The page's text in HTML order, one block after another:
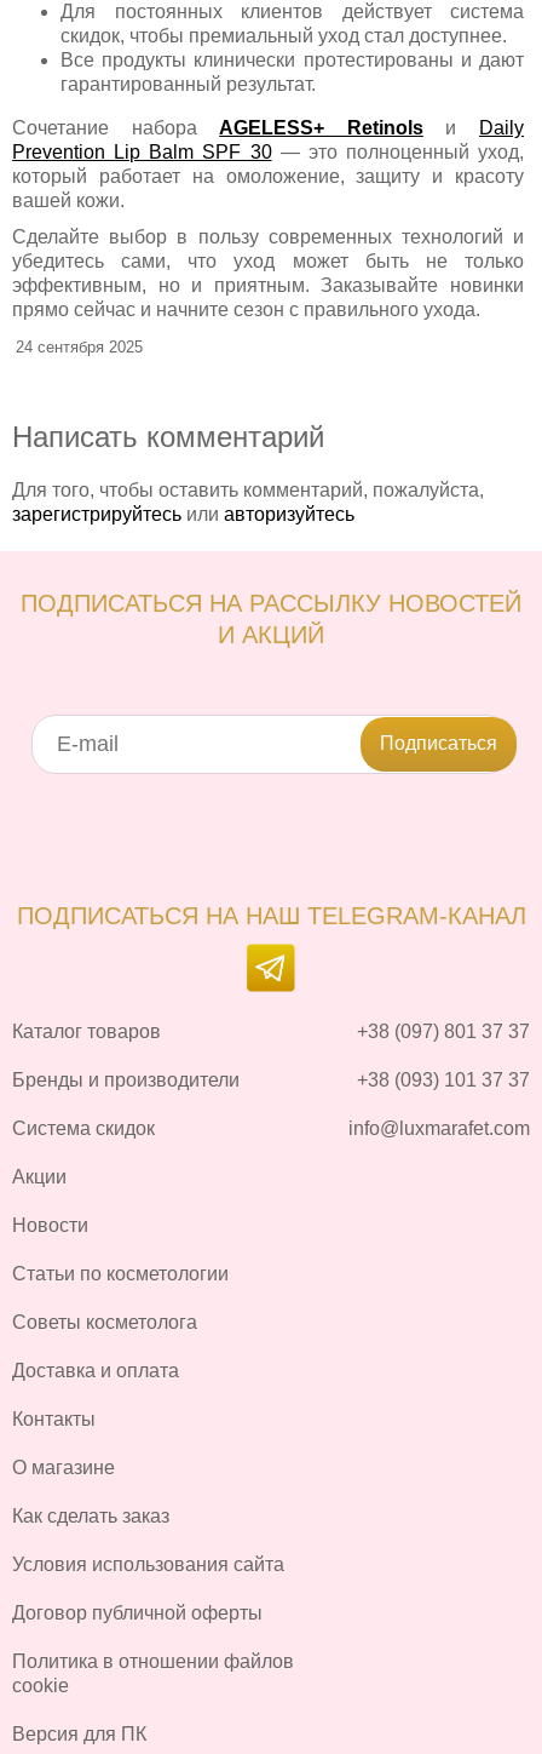
Для постоянных клиентов действует система
скидок, чтобы премиальный уход стал доступнее.
Все продукты клинически протестированы и дают
гарантированный результат.
Сочетание набораAGELESS+ Retinolsи
Daily
Prevention Lip Balm SPF 30— это полноценный уход,
который работает на омоложение, защиту и красоту
вашей кожи.
Сделайте выбор в пользу современных технологий и
убедитесь сами, что уход может быть не только
эффективным, но и приятным. Заказывайте новинки
прямо сейчас и начните сезон с правильного ухода.
24 сентября 2025
Написать комментарий
Для того, чтобы оставить комментарий, пожалуйста,
зарегистрируйтесь или авторизуйтесь
ПОДПИСАТЬСЯ НА РАССЫЛКУ НОВОСТЕЙ
И АКЦИЙ
Подписаться
ПОДПИСАТЬСЯ НА НАШ TELEGRAM-КАНАЛ
Каталог товаров
Бренды и производители
Система скидок
Акции
Новости
Статьи по косметологии
Советы косметолога
Доставка и оплата
Контакты
О магазине
Как сделать заказ
Условия использования сайта
Договор публичной оферты
Политика в отношении файлов
cookie
Версия для ПК
+38 (097) 801 37 37
+38 (093) 101 37 37
info@luxmarafet.com